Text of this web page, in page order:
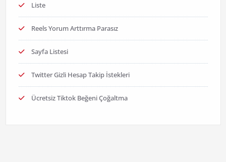
Liste
Reels Yorum Arttırma Parasız
Sayfa Listesi
Twitter Gizli Hesap Takip İstekleri
Ücretsiz Tiktok Beğeni Çoğaltma